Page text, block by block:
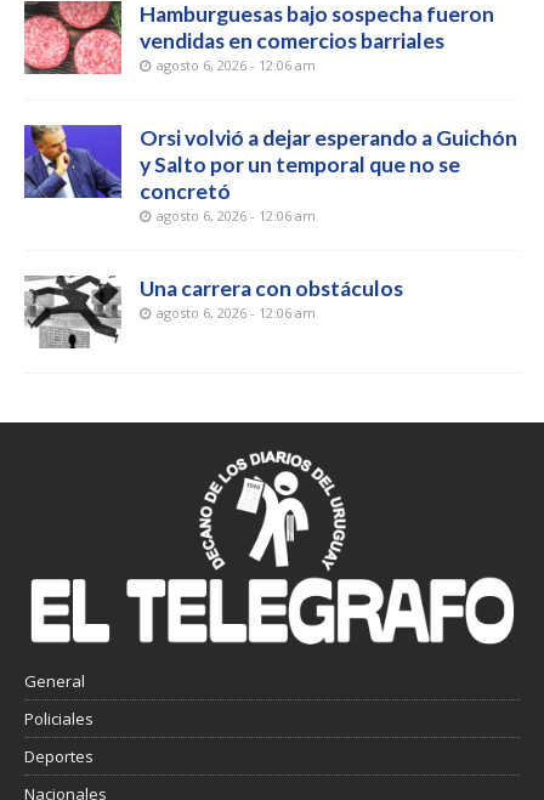
Hamburguesas bajo sospecha fueron
vendidas en comercios barriales
agosto 6, 2026 - 12:06 am
Orsi volvió a dejar esperando a Guichón
y Salto por un temporal que no se
concretó
agosto 6, 2026 - 12:06 am
Una carrera con obstáculos
agosto 6, 2026 - 12:06 am
General
Policiales
Deportes
Nacionales